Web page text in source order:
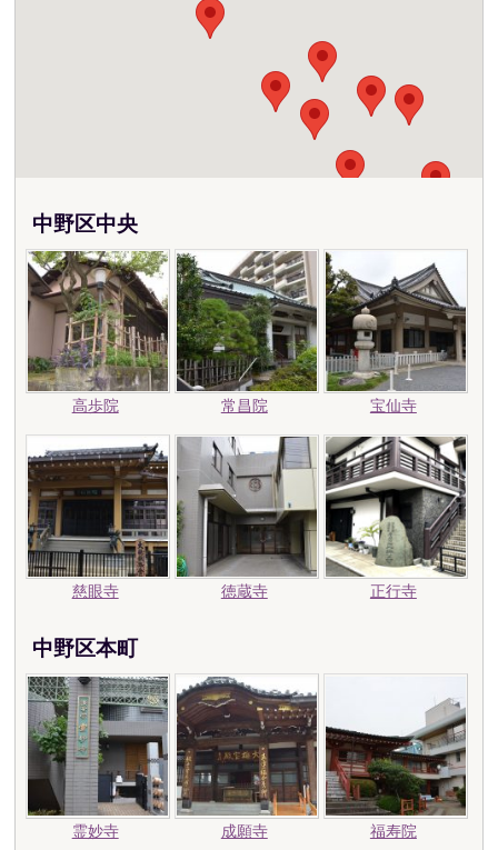
中野区中央
高歩院 常昌院 宝仙寺
慈眼寺 徳蔵寺 正行寺
中野区本町
霊妙寺 成願寺 福寿院